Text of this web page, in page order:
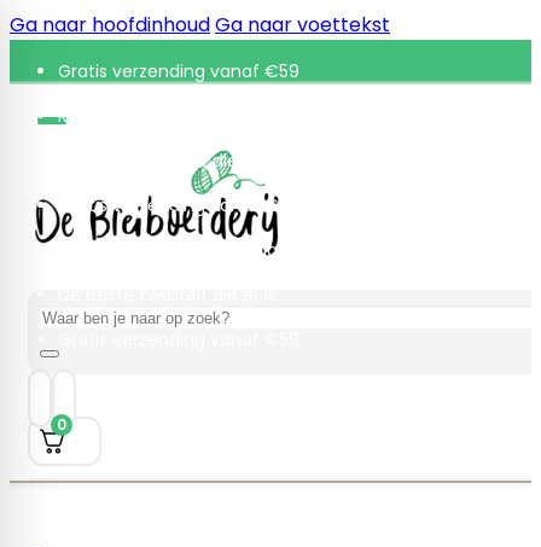
Ga naar hoofdinhoudGa naar voettekst
Gratis verzending vanaf €59
Retourneren binnen 30 dagen
De beste kwaliteit die er is
Gratis verzending vanaf €59
Retourneren binnen 30 dagen
Zoeken
0